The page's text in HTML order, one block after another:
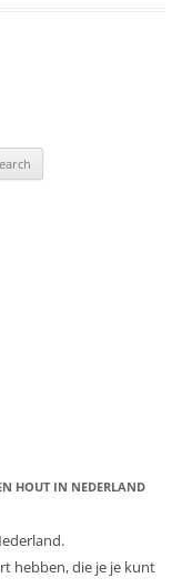
HOUT IN NEDERLAND
hebben, die je je kunt